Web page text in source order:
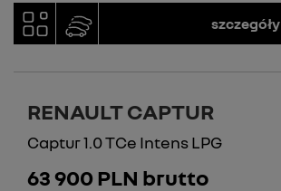
szczegóły
RENAULT CAPTUR
Captur 1.0 TCe Intens LPG
63 900 PLN brutto